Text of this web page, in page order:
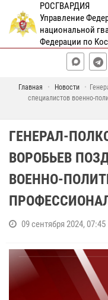
РОСГВАРДИЯ
Управление
национальной
Федерации по
Главная Новости
специалистов военно-
ГЕНЕРАЛ-
ВОРОБЬЕВ
ВОЕННО-
09 сентября 2024, 07:45